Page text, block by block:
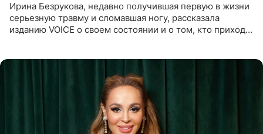
Ирина Безрукова, недавно получившая первую в жизни
серьезную травму и сломавшая ногу, рассказала
изданию VOICE о своем состоянии и о том, кто приходит